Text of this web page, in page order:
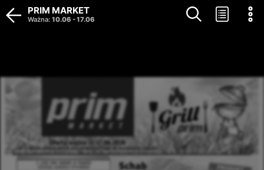
PRIM MARKET
Ważna: 10.06 -17.06